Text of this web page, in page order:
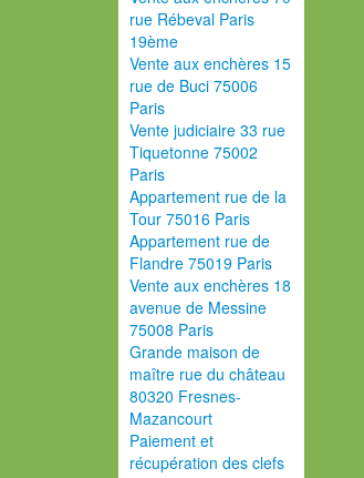
rue Rébeval Paris
19ème
Vente aux enchères 15
rue de Buci 75006
Paris
Vente judiciaire 33 rue
Tiquetonne 75002
Paris
Appartement rue de la
Tour 75016 Paris
Appartement rue de
Flandre 75019 Paris
Vente aux enchères 18
avenue de Messine
75008 Paris
Grande maison de
maître rue du château
80320 Fresnes-
Mazancourt
Paiement et
récupération des clefs